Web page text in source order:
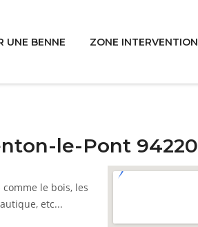
UNE BENNE ZONE INTERVENTION
le-Pont 94220
le bois, les
etc...